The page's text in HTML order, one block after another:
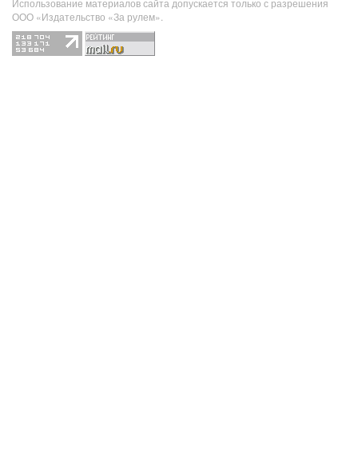
Использование материалов сайта допускается только с разрешения
ООО «Издательство «За рулем».